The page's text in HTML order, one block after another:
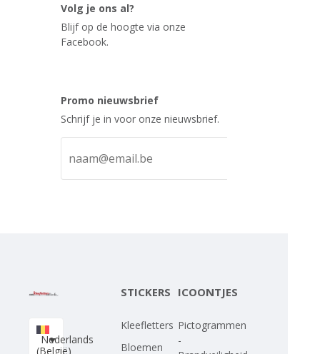
Volg je ons al?
Blijf op de hoogte via onze
Facebook.
Promo nieuwsbrief
Schrijf je in voor onze nieuwsbrief.
Nederlands
(België)
STICKERS
Kleefletters
Bloemen
ICOONTJES
Pictogrammen
-